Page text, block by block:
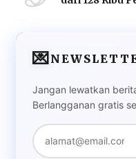
💌
Jangan lewatkan
Berlangganan gratis